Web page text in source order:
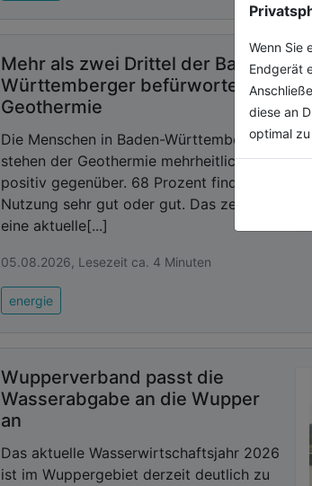
Wenn Sie
Endgerät
diese an
optimal
Mehr als zwei Drittel der Baden-
Württemberger befürworten
Geothermie
Die Menschen in Baden-Württemberg
stehen der Geothermie mehrheitlich
positiv gegenüber. 68 Prozent finden die
Nutzung sehr gut oder gut. Das zeigt
eine aktuelle[...]
05.08.2026, Lesezeit ca. 4 Minuten
energie
Wupperverband passt die
Wasserabgabe an die Wupper
an
Das aktuelle Wasserwirtschaftsjahr 2026
ist im Wuppergebiet derzeit deutlich zu